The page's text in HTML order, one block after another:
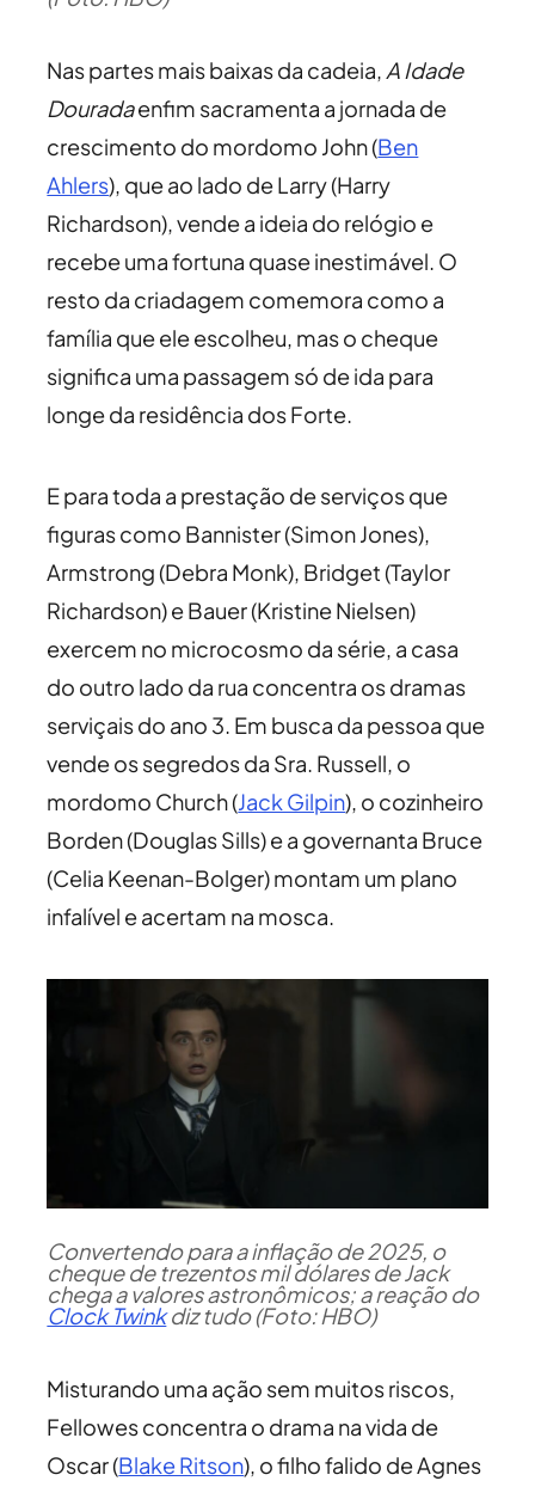
Nas partes mais baixas da cadeia, A Idade
Douradaenfim sacramenta a jornada de
crescimento do mordomo John (Ben
Ahlers), que ao lado de Larry (Harry
Richardson), vende a ideia do relógio e
recebe uma fortuna quase inestimável. O
resto da criadagem comemora como a
família que ele escolheu, mas o cheque
significa uma passagem só de ida para
longe da residência dos Forte.
E para toda a prestação de serviços que
figuras como Bannister (Simon Jones),
Armstrong (Debra Monk), Bridget (Taylor
Richardson) e Bauer (Kristine Nielsen)
exercem no microcosmo da série, a casa
do outro lado da rua concentra os dramas
serviçais do ano 3. Em busca da pessoa que
vende os segredos da Sra. Russell, o
mordomo Church (Jack Gilpin), o cozinheiro
Borden (Douglas Sills) e a governanta Bruce
(Celia Keenan-Bolger) montam um plano
infalível e acertam na mosca.
Convertendo para a inflação de 2025, o
cheque de trezentos mil dólares de Jack
chega a valores astronômicos; a reação do
Clock Twinkdiz tudo (Foto: HBO)
Misturando uma ação sem muitos riscos,
Fellowes concentra o drama na vida de
Oscar (Blake Ritson), o filho falido de Agnes